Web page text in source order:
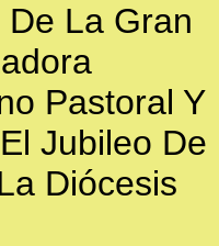
La Gran
Pastoral Y
Jubileo De
Diócesis